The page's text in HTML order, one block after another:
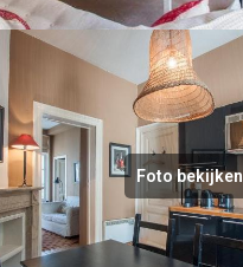
Foto bekijken